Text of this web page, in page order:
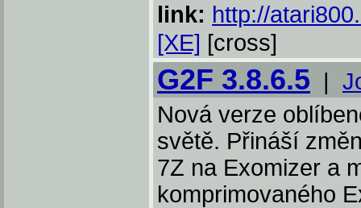
link: http://
[XE] [cross]
G2F 3.8.6.5 |
Nová verze
světě. Přináší
7Z na Exomizer a
komprimovaného